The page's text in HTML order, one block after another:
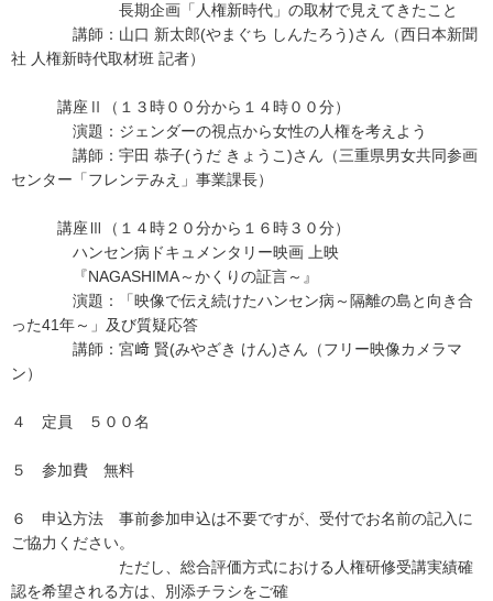
長期企画「人権新時代」の取材で見えてきたこと
講師：山口 新太郎(やまぐち しんたろう)さん（西日本新聞
社 人権新時代取材班 記者）
講座Ⅱ（１３時００分から１４時００分）
演題：ジェンダーの視点から女性の人権を考えよう
講師：宇田 恭子(うだ きょうこ)さん（三重県男女共同参画
センター「フレンテみえ」事業課長）
講座Ⅲ（１４時２０分から１６時３０分）
ハンセン病ドキュメンタリー映画 上映
『NAGASHIMA～かくりの証言～』
演題：「映像で伝え続けたハンセン病～隔離の島と向き合
った41年～」及び質疑応答
講師：宮﨑 賢(みやざき けん)さん（フリー映像カメラマ
ン）
４ 定員 ５００名
５ 参加費 無料
６ 申込方法 事前参加申込は不要ですが、受付でお名前の記入に
ご協力ください。
ただし、総合評価方式における人権研修受講実績確
認を希望される方は、別添チラシをご確